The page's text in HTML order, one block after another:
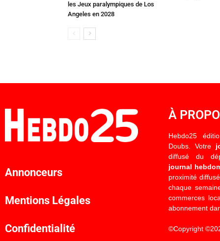
les Jeux paralympiques de Los
Angeles en 2028
Annonceurs
Mentions Légales
Confidentialité
À
Hebdo25
Doubs. Votre
diffusé du
journal
proximité
chaque
commerces
abonnement
©Copyright